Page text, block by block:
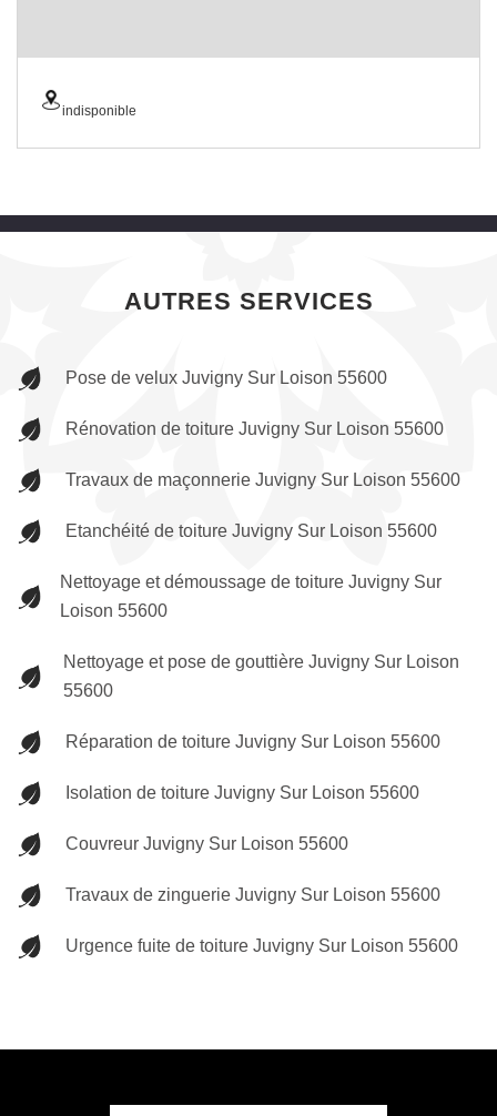
indisponible
AUTRES SERVICES
Pose de velux Juvigny Sur Loison 55600
Rénovation de toiture Juvigny Sur Loison 55600
Travaux de maçonnerie Juvigny Sur Loison 55600
Etanchéité de toiture Juvigny Sur Loison 55600
Nettoyage et démoussage de toiture Juvigny Sur
Loison 55600
Nettoyage et pose de gouttière Juvigny Sur Loison
55600
Réparation de toiture Juvigny Sur Loison 55600
Isolation de toiture Juvigny Sur Loison 55600
Couvreur Juvigny Sur Loison 55600
Travaux de zinguerie Juvigny Sur Loison 55600
Urgence fuite de toiture Juvigny Sur Loison 55600